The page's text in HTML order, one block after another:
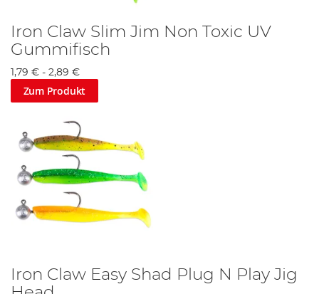
Iron Claw Slim Jim Non Toxic UV
Gummifisch
1,79 € - 2,89 €
Zum Produkt
Iron Claw Easy Shad Plug N Play Jig